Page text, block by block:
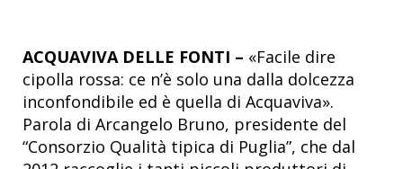
ACQUAVIVA DELLE FONTI – «Facile dire
cipolla rossa: ce n’è solo una dalla dolcezza
inconfondibile ed è quella di Acquaviva».
Parola di Arcangelo Bruno, presidente del
“Consorzio Qualità tipica di Puglia”, che dal